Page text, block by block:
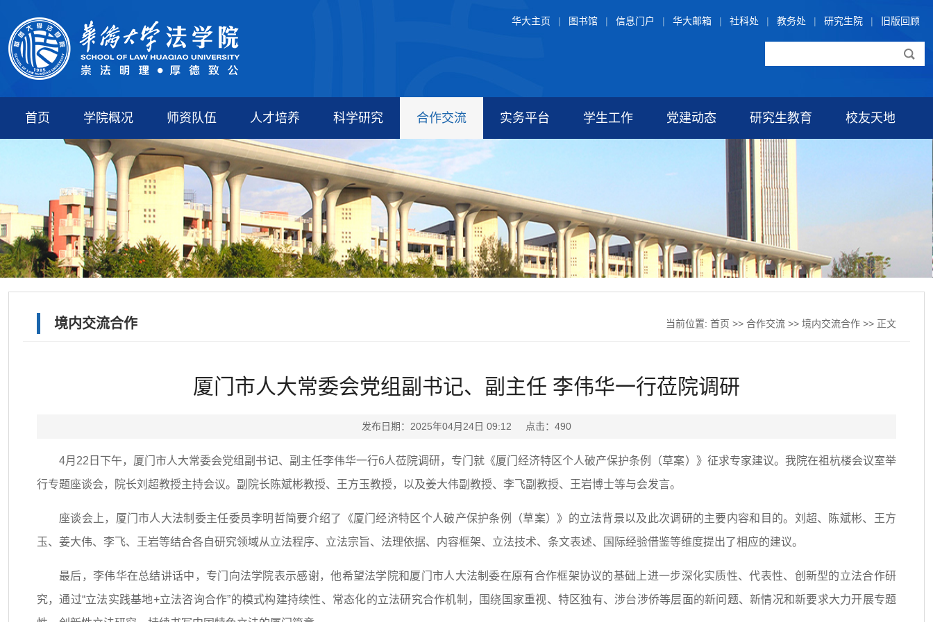
华大主页 | 图书馆 | 信息门户 | 华大邮箱 | 社科处 | 教务处 | 研究生院 | 旧版回顾
首页 学院概况 师资队伍 人才培养 科学研究 合作交流 实务平台 学生工作 党建动态 研究生教育 校友天地
境内交流合作 当前位置: 首页 >> 合作交流 >> 境内交流合作 >> 正文
厦门市人大常委会党组副书记、副主任 李伟华一行莅院调研
发布日期：2025年04月24日 09:12 点击： 490
4月22日下午，厦门市人大常委会党组副书记、副主任李伟华一行6人莅院调研，专门就《厦门经济特区个人破产保护条例（草案）》征求专家建议。我院在祖杭楼会议室举
行专题座谈会，院长刘超教授主持会议。副院长陈斌彬教授、王方玉教授，以及姜大伟副教授、李飞副教授、王岩博士等与会发言。
座谈会上，厦门市人大法制委主任委员李明哲简要介绍了《厦门经济特区个人破产保护条例（草案）》的立法背景以及此次调研的主要内容和目的。刘超、陈斌彬、王方
玉、姜大伟、李飞、王岩等结合各自研究领域从立法程序、立法宗旨、法理依据、内容框架、立法技术、条文表述、国际经验借鉴等维度提出了相应的建议。
最后，李伟华在总结讲话中，专门向法学院表示感谢，他希望法学院和厦门市人大法制委在原有合作框架协议的基础上进一步深化实质性、代表性、创新型的立法合作研
究，通过“立法实践基地+立法咨询合作”的模式构建持续性、常态化的立法研究合作机制，围绕国家重视、特区独有、涉台涉侨等层面的新问题、新情况和新要求大力开展专题